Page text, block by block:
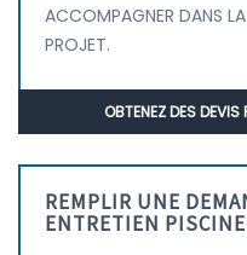
ACCOMPAGNER DANS
PROJET.
OBTENEZ DES
REMPLIR UNE
ENTRETIEN